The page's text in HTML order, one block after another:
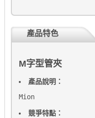
產品特色
M字型管夾
產品說明：
Mion
競爭特點：